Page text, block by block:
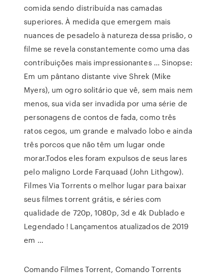
comida sendo distribuída nas camadas
superiores. À medida que emergem mais
nuances de pesadelo à natureza dessa prisão, o
filme se revela constantemente como uma das
contribuições mais impressionantes … Sinopse:
Em um pântano distante vive Shrek (Mike
Myers), um ogro solitário que vê, sem mais nem
menos, sua vida ser invadida por uma série de
personagens de contos de fada, como três
ratos cegos, um grande e malvado lobo e ainda
três porcos que não têm um lugar onde
morar.Todos eles foram expulsos de seus lares
pelo maligno Lorde Farquaad (John Lithgow).
Filmes Via Torrents o melhor lugar para baixar
seus filmes torrent grátis, e séries com
qualidade de 720p, 1080p, 3d e 4k Dublado e
Legendado ! Lançamentos atualizados de 2019
em …
Comando Filmes Torrent, Comando Torrents